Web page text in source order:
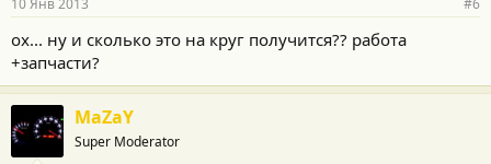
10 Янв 2013 #6
ох... ну и сколько это на круг получится?? работа
+запчасти?
MaZaY
Super Moderator